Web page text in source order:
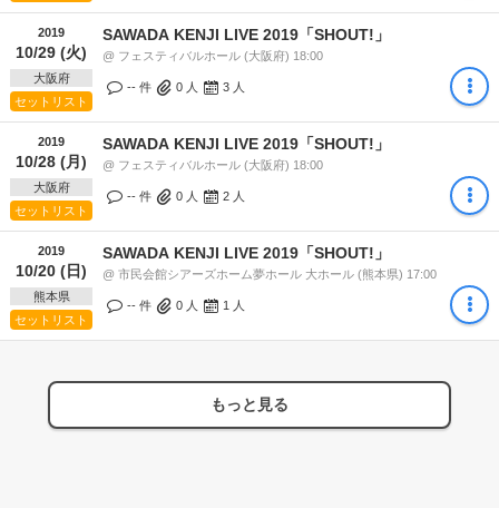
2019
10/29 (火)
大阪府
セットリスト
SAWADA KENJI LIVE 2019「SHOUT!」
@ フェスティバルホール (大阪府) 18:00
-- 件 0 人 3 人
2019
10/28 (月)
大阪府
セットリスト
SAWADA KENJI LIVE 2019「SHOUT!」
@ フェスティバルホール (大阪府) 18:00
-- 件 0 人 2 人
2019
10/20 (日)
熊本県
セットリスト
SAWADA KENJI LIVE 2019「SHOUT!」
@ 市民会館シアーズホーム夢ホール 大ホール (熊本県) 17:00
-- 件 0 人 1 人
もっと見る